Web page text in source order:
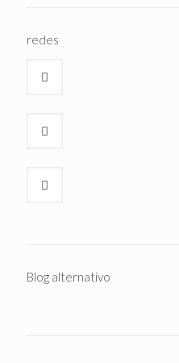
redes
Blog alternativo